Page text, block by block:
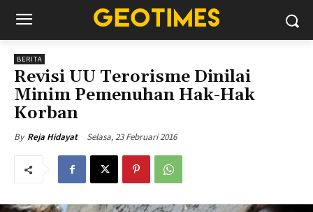
BERITA
Revisi UU Terorisme Dinilai
Minim Pemenuhan Hak-Hak
Korban
By Reja Hidayat Selasa, 23 Februari 2016